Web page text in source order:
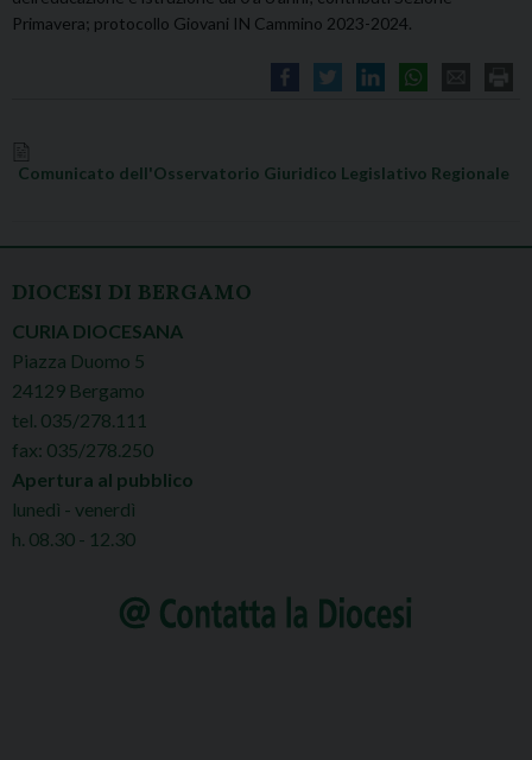
Primavera; protocollo Giovani IN Cammino 2023-2024.
Comunicato dell'Osservatorio Giuridico Legislativo Regionale
DIOCESI DI BERGAMO
CURIA DIOCESANA
Piazza Duomo 5
24129 Bergamo
tel. 035/278.111
fax: 035/278.250
Apertura al pubblico
lunedì - venerdì
h. 08.30 - 12.30